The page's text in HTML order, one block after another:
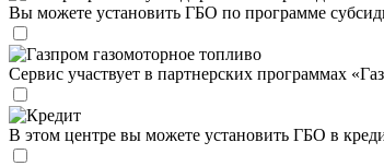
Вы можете установить ГБО по программе
Газпром газомоторное топливо
Сервис участвует в партнерских программах
Кредит
В этом центре вы можете установить ГБО в